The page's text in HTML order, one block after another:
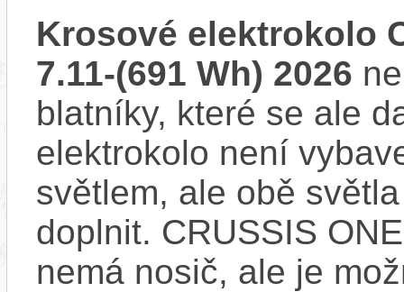
Krosové elektrokolo
7.11-(691 Wh) 2026
blatníky, které se ale
elektrokolo není
světlem, ale obě
doplnit. CRUSSIS
nemá nosič, ale je